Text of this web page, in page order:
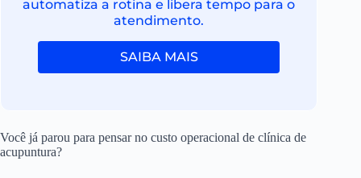
automatiza a rotina e libera tempo para o
atendimento.
SAIBA MAIS
Você já parou para pensar no custo operacional de clínica de
acupuntura?